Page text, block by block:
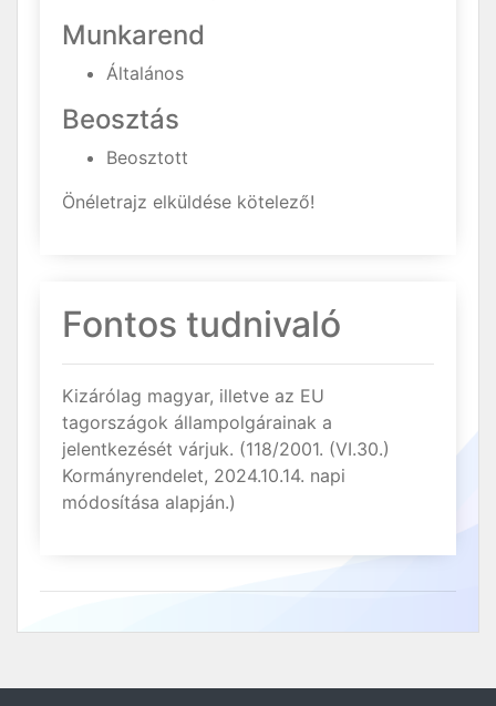
Munkarend
Általános
Beosztás
Beosztott
Önéletrajz elküldése kötelező!
Fontos tudnivaló
Kizárólag magyar, illetve az EU
tagországok állampolgárainak a
jelentkezését várjuk. (118/2001. (VI.30.)
Kormányrendelet, 2024.10.14. napi
módosítása alapján.)